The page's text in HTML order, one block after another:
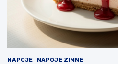
NAPOJE NAPOJE ZIMNE